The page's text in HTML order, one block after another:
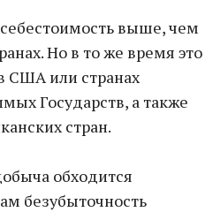
выше, чем
Но в то же время это
США или странах
Государств, а также
стран.
обходится
безубыточность